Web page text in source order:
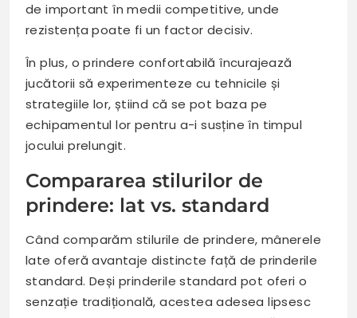
de important în medii competitive, unde
rezistența poate fi un factor decisiv.
În plus, o prindere confortabilă încurajează
jucătorii să experimenteze cu tehnicile și
strategiile lor, știind că se pot baza pe
echipamentul lor pentru a-i susține în timpul
jocului prelungit.
Compararea stilurilor de
prindere: lat vs. standard
Când comparăm stilurile de prindere, mânerele
late oferă avantaje distincte față de prinderile
standard. Deși prinderile standard pot oferi o
senzație tradițională, acestea adesea lipsesc